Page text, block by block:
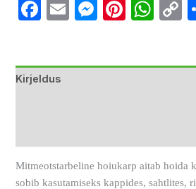
Facebook
Email
Kirjeldus
Mitmeotstarbeline hoiukarp aitab hoida
sobib kasutamiseks kappides, sahtlites,